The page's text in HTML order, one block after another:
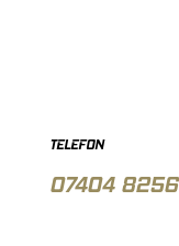
TELEFON
07404 8256